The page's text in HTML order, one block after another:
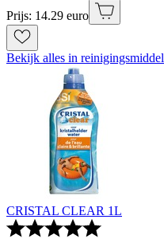
Prijs: 14.29 euro
Bekijk alles in reinigingsmiddel
CRISTAL CLEAR 1L